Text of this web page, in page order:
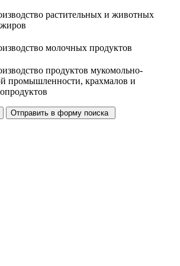
растительных и животных
молочных продуктов
продуктов мукомольно-
промышленности, крахмалов и